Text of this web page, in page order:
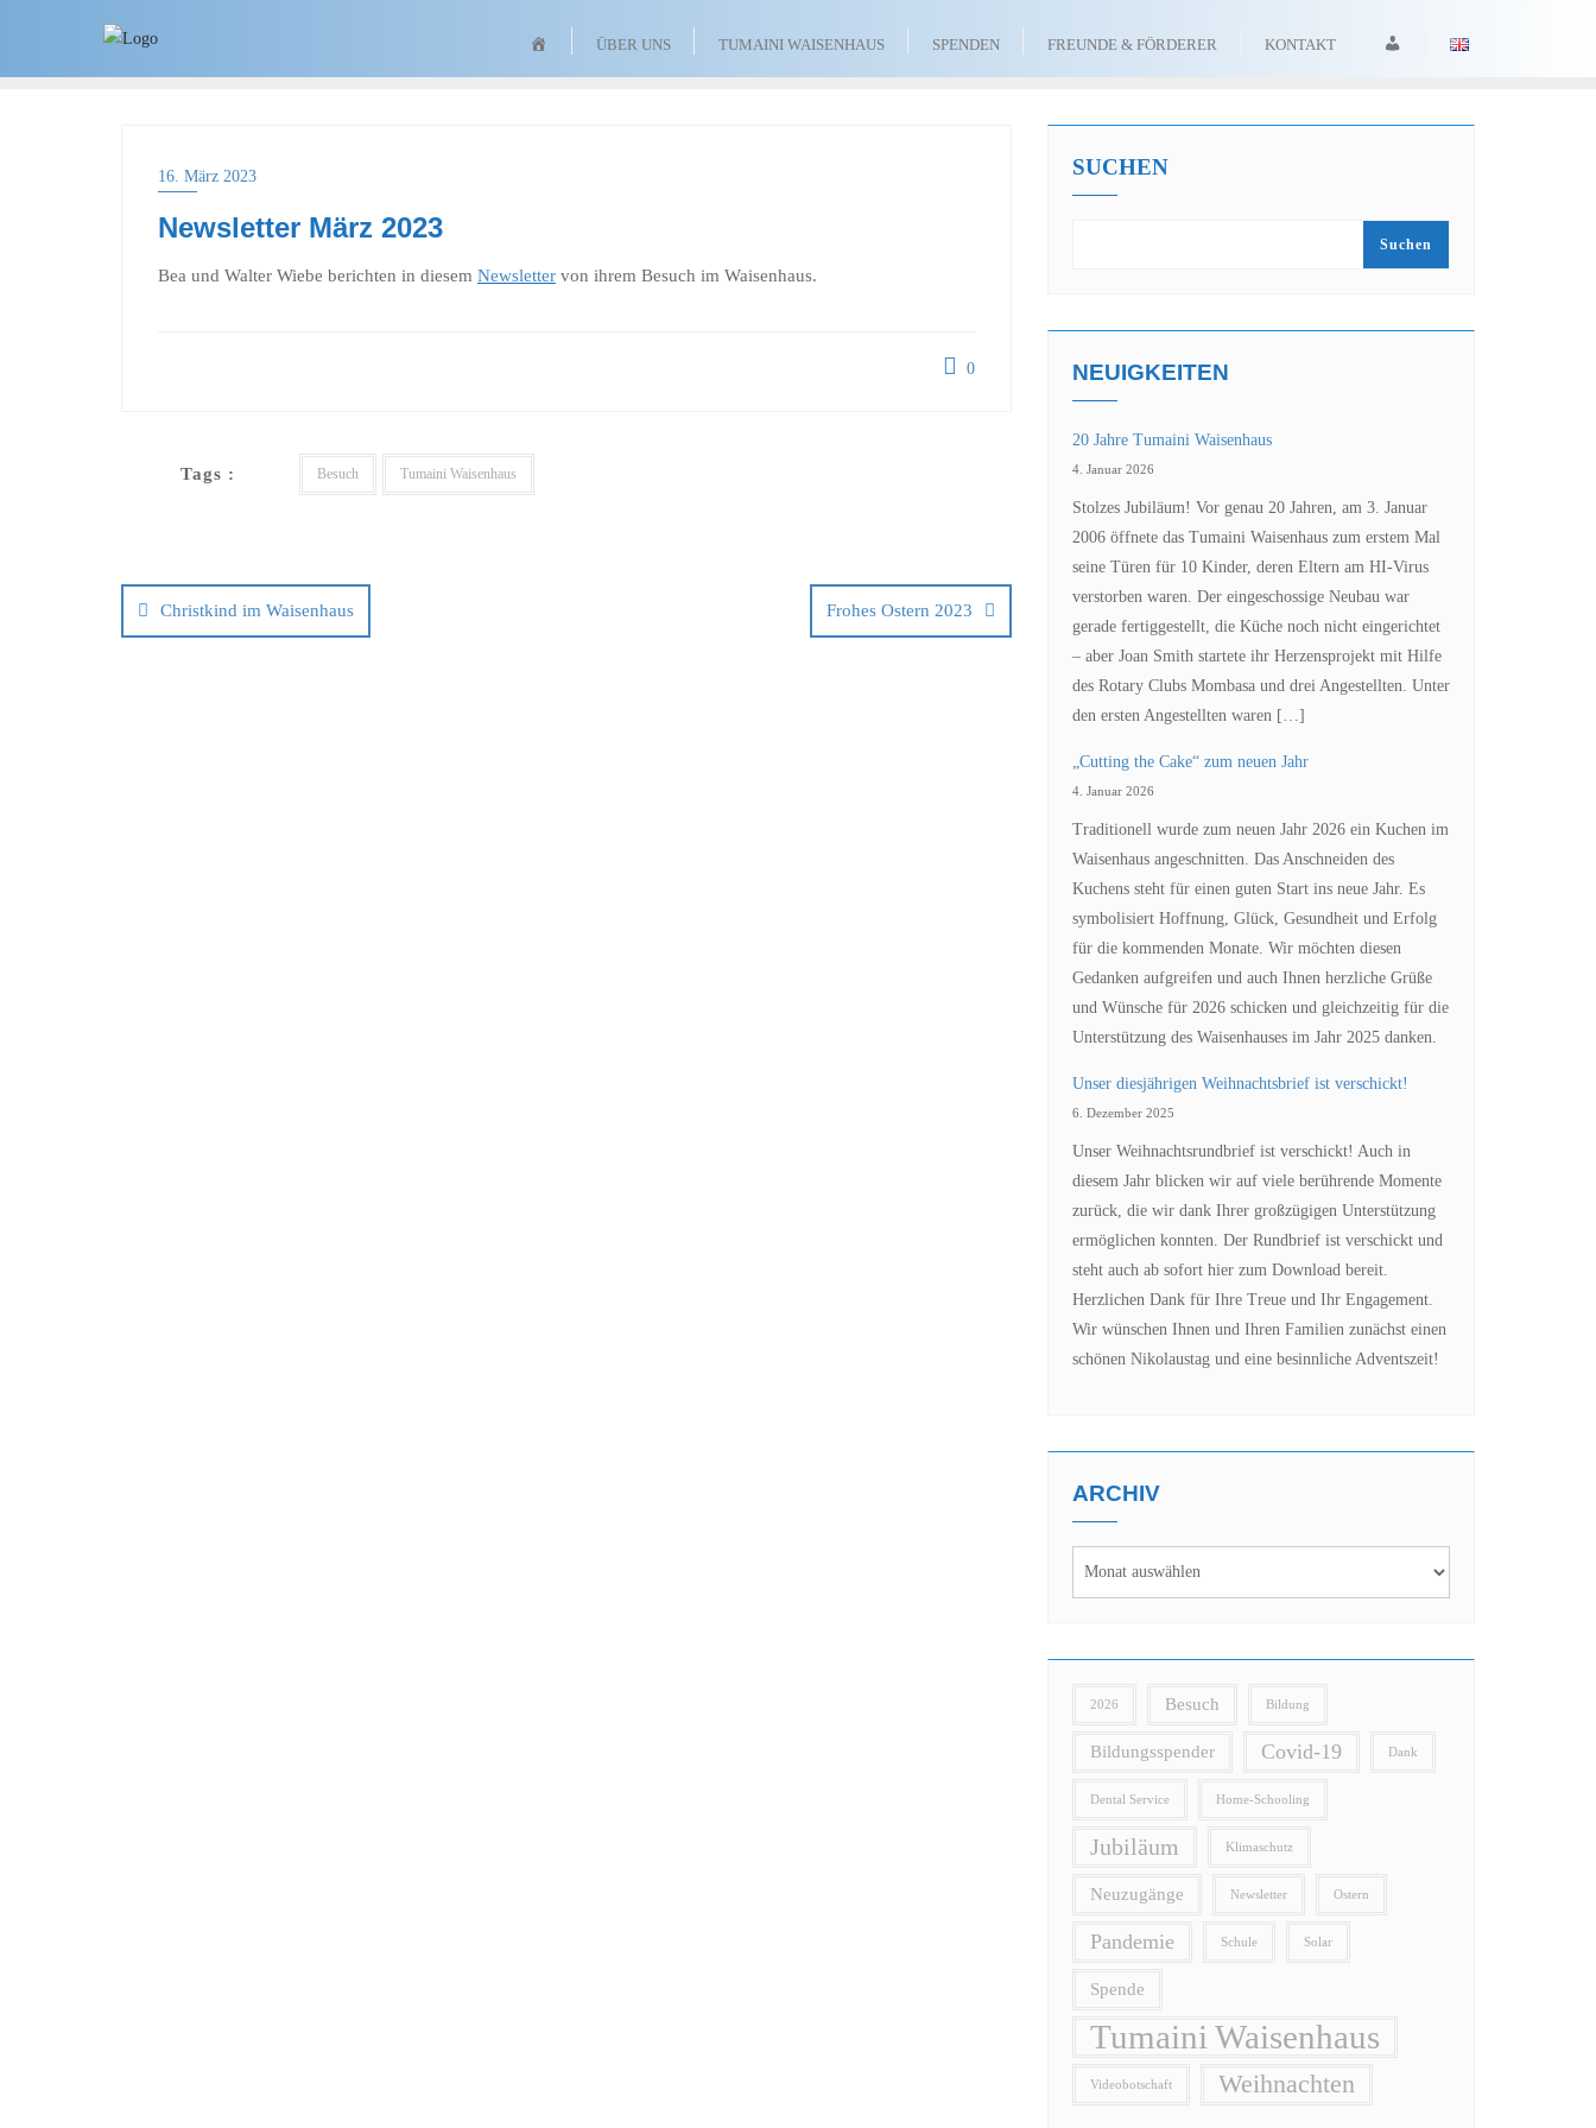
TUMAINI
WAISENHAUS
ÜBER UNS TUMAINI WAISENHAUS SPENDEN FREUNDE & FÖRDERER KONTAKT ANMELDEN
16. März 2023
Newsletter März 2023
Bea und Walter Wiebe berichten in diesem Newsletter von ihrem Besuch im Waisenhaus.
0
Tags : Besuch Tumaini Waisenhaus
Christkind im Waisenhaus Frohes Ostern 2023
SUCHEN
Suchen
NEUIGKEITEN
20 Jahre Tumaini Waisenhaus
4. Januar 2026
Stolzes Jubiläum! Vor genau 20 Jahren, am 3. Januar
2006 öffnete das Tumaini Waisenhaus zum erstem Mal
seine Türen für 10 Kinder, deren Eltern am HI-Virus
verstorben waren. Der eingeschossige Neubau war
gerade fertiggestellt, die Küche noch nicht eingerichtet
– aber Joan Smith startete ihr Herzensprojekt mit Hilfe
des Rotary Clubs Mombasa und drei Angestellten. Unter
den ersten Angestellten waren […]
„Cutting the Cake“ zum neuen Jahr
4. Januar 2026
Traditionell wurde zum neuen Jahr 2026 ein Kuchen im
Waisenhaus angeschnitten. Das Anschneiden des
Kuchens steht für einen guten Start ins neue Jahr. Es
symbolisiert Hoffnung, Glück, Gesundheit und Erfolg
für die kommenden Monate. Wir möchten diesen
Gedanken aufgreifen und auch Ihnen herzliche Grüße
und Wünsche für 2026 schicken und gleichzeitig für die
Unterstützung des Waisenhauses im Jahr 2025 danken.
Unser diesjährigen Weihnachtsbrief ist verschickt!
6. Dezember 2025
Unser Weihnachtsrundbrief ist verschickt! Auch in
diesem Jahr blicken wir auf viele berührende Momente
zurück, die wir dank Ihrer großzügigen Unterstützung
ermöglichen konnten. Der Rundbrief ist verschickt und
steht auch ab sofort hier zum Download bereit.
Herzlichen Dank für Ihre Treue und Ihr Engagement.
Wir wünschen Ihnen und Ihren Familien zunächst einen
schönen Nikolaustag und eine besinnliche Adventszeit!
ARCHIV
2026 Besuch Bildung
Bildungsspender Covid-19 Dank
Dental Service Home-Schooling
Jubiläum Klimaschutz
Neuzugänge Newsletter Ostern
Pandemie Schule Solar
Spende
Tumaini Waisenhaus
Videobotschaft Weihnachten